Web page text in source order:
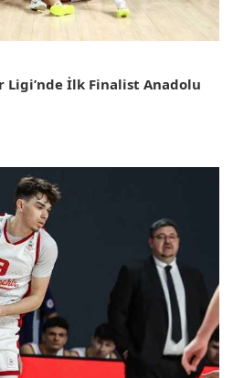
Ligi’nde İlk Finalist Anadolu